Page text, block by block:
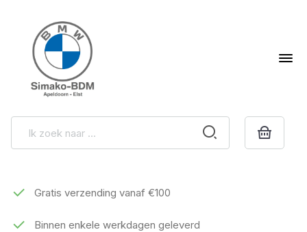
Gratis verzending vanaf €100
Binnen enkele werkdagen geleverd